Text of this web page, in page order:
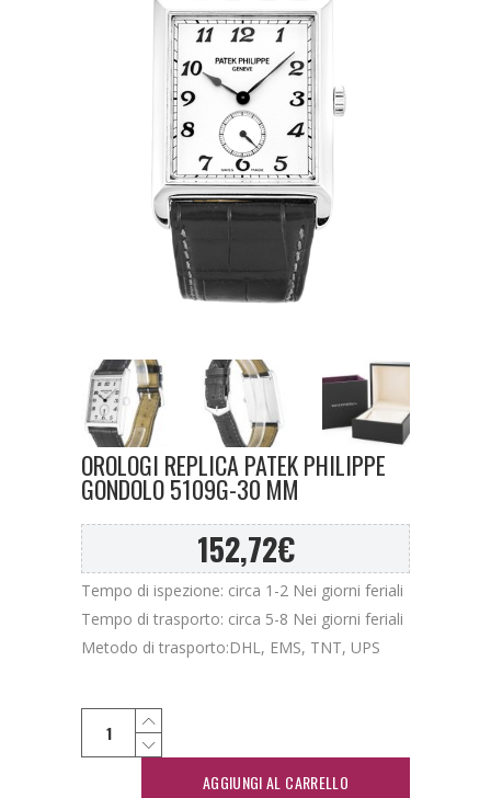
OROLOGI REPLICA PATEK PHILIPPE
GONDOLO 5109G-30 MM
152,72€
Tempo di ispezione: circa 1-2 Nei giorni feriali
Tempo di trasporto: circa 5-8 Nei giorni feriali
Metodo di trasporto:DHL, EMS, TNT, UPS
AGGIUNGI AL CARRELLO